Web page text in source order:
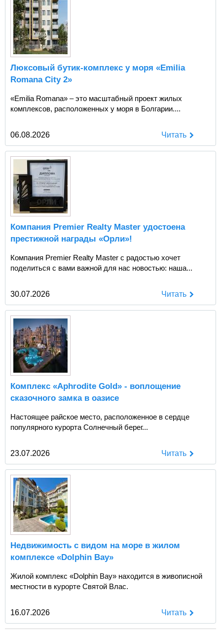
Люксовый бутик-комплекс у моря «Emilia
Romana City 2»
«Emilia Romana» – это масштабный проект жилых
комплексов, расположенных у моря в Болгарии....
06.08.2026 Читать
Компания Premier Realty Master удостоена
престижной награды «Орли»!
Компания Premier Realty Master с радостью хочет
поделиться с вами важной для нас новостью: наша...
30.07.2026 Читать
Комплекс «Aphrodite Gold» - воплощение
сказочного замка в оазисе
Настоящее райское место, расположенное в сердце
популярного курорта Солнечный берег...
23.07.2026 Читать
Недвижимость с видом на море в жилом
комплексе «Dolphin Bay»
Жилой комплекс «Dolphin Bay» находится в живописной
местности в курорте Святой Влас.
16.07.2026 Читать